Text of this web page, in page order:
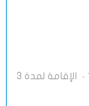
-
الإقامة لمدة 3